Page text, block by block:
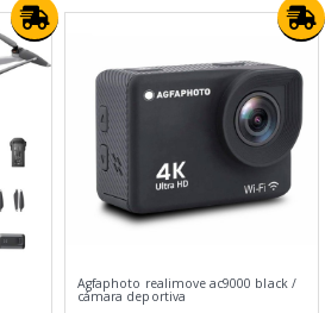
Agfaphoto realimove ac9000 black /
cámara deportiva